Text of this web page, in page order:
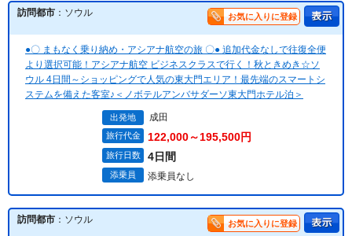
訪問都市 ：ソウル お気に入りに登録
●〇 まもなく乗り納め・アシアナ航空の旅 〇● 追加代金なしで往復全便
より選択可能！アシアナ航空 ビジネスクラスで行く！秋ときめき☆ソ
ウル 4日間～ショッピングで人気の東大門エリア！最先端のスマートシ
ステムを備えた客室♪＜ノボテルアンバサダーソ東大門ホテル泊＞
出発地 成田
旅行代金 122,000～195,500円
旅行日数 4日間
添乗員 添乗員なし
訪問都市 ：ソウル お気に入りに登録